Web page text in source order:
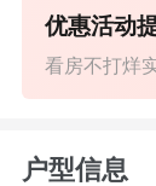
看房不打烊
优惠活动
户型信息